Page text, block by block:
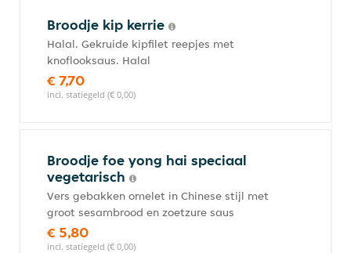
Broodje kip kerrie
Halal. Gekruide kipfilet reepjes met
knoflooksaus. Halal
€ 7,70
incl. statiegeld (€ 0,00)
Broodje foe yong hai speciaal
vegetarisch
Vers gebakken omelet in Chinese stijl met
groot sesambrood en zoetzure saus
€ 5,80
incl. statiegeld (€ 0,00)